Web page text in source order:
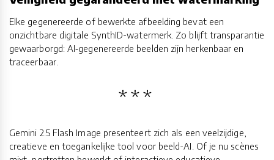
Elke gegenereerde of bewerkte afbeelding bevat een
onzichtbare digitale SynthID-watermerk. Zo blijft transparantie
gewaarborgd: AI‑gegenereerde beelden zijn herkenbaar en
traceerbaar.
Gemini 2.5 Flash Image presenteert zich als een veelzijdige,
creatieve en toegankelijke tool voor beeld-AI. Of je nu scènes